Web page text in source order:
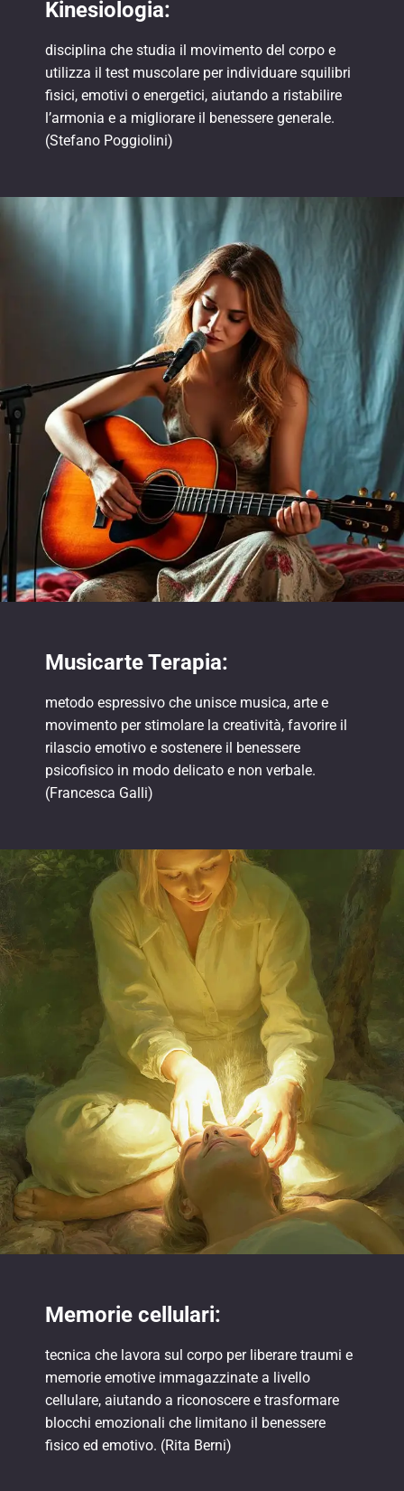
Kinesiologia:
disciplina che studia il movimento del corpo e
utilizza il test muscolare per individuare squilibri
fisici, emotivi o energetici, aiutando a ristabilire
l’armonia e a migliorare il benessere generale.
(Stefano Poggiolini)
Memorie cellulari:
tecnica che lavora sul corpo per liberare traumi e
memorie emotive immagazzinate a livello
cellulare, aiutando a riconoscere e trasformare
blocchi emozionali che limitano il benessere
fisico ed emotivo. (Rita Berni)
Musicarte Terapia:
metodo espressivo che unisce musica, arte e
movimento per stimolare la creatività, favorire il
rilascio emotivo e sostenere il benessere
psicofisico in modo delicato e non verbale.
(Francesca Galli)